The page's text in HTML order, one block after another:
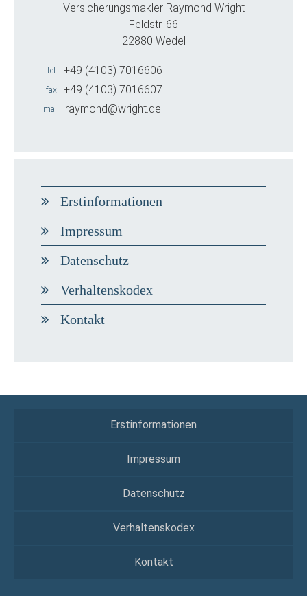
Versicherungsmakler Raymond Wright
Feldstr. 66
22880 Wedel
tel +49 (4103) 7016606
fax +49 (4103) 7016607
mail raymond@wright.de
Erstinformationen
Impressum
Datenschutz
Verhaltenskodex
Kontakt
Erstinformationen
Impressum
Datenschutz
Verhaltenskodex
Kontakt